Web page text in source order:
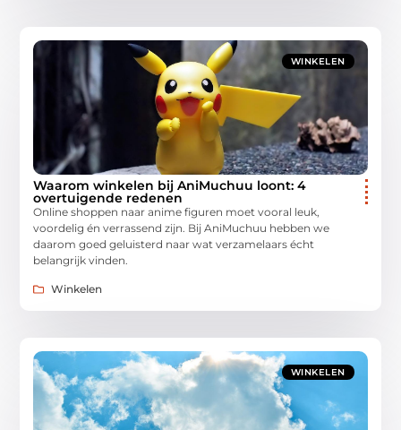
WINKELEN
Waarom winkelen bij AniMuchuu loont: 4
overtuigende redenen
Online shoppen naar anime figuren moet vooral leuk,
voordelig én verrassend zijn. Bij AniMuchuu hebben we
daarom goed geluisterd naar wat verzamelaars écht
belangrijk vinden.
Winkelen
WINKELEN